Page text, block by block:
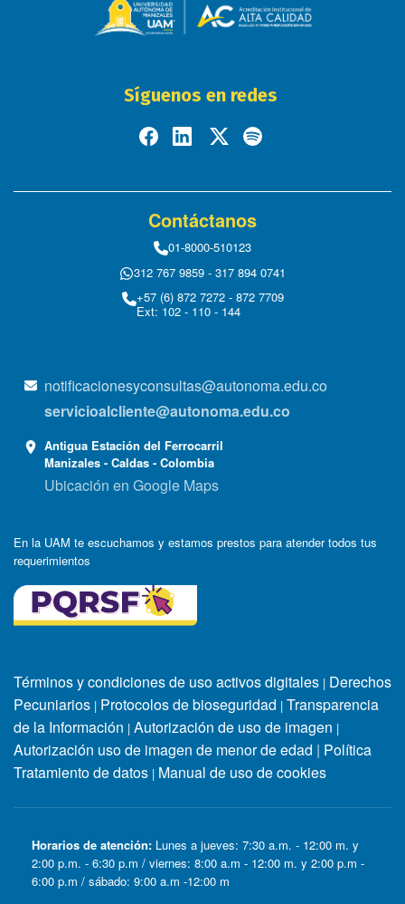
Síguenos en redes
Contáctanos
01-8000-510123
312 767 9859 - 317 894 0741
+57 (6) 872 7272 - 872 7709
Ext: 102 - 110 - 144
notificacionesyconsultas@autonoma.edu.co
servicioalcliente@autonoma.edu.co
Antigua Estación del Ferrocarril
Manizales - Caldas - Colombia
Ubicación en Google Maps
En la UAM te escuchamos y estamos prestos para atender todos tus
requerimientos
Términos y condiciones de uso activos digitales | Derechos
Pecuniarios | Protocolos de bioseguridad | Transparencia
de la Información | Autorización de uso de imagen |
Autorización uso de imagen de menor de edad | Política
Tratamiento de datos | Manual de uso de cookies
Horarios de atención: Lunes a jueves: 7:30 a.m. - 12:00 m. y
2:00 p.m. - 6:30 p.m / viernes: 8:00 a.m - 12:00 m. y 2:00 p.m -
6:00 p.m / sábado: 9:00 a.m -12:00 m